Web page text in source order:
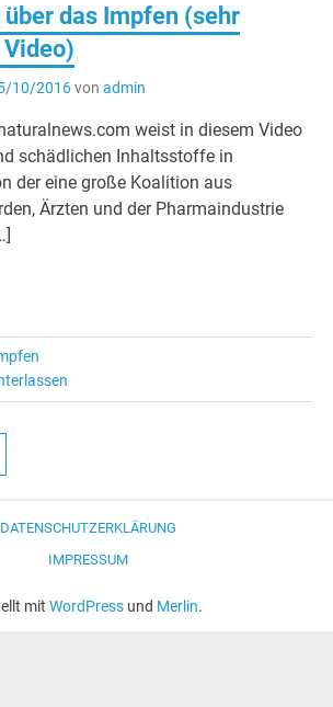
das Impfen (sehr
10/2016von admin
weist in diesem Video
schädlichen Inhaltsstoffe in
der eine große Koalition aus
Ärzten und der Pharmaindustrie
DATENSCHUTZERKLÄRUNG
IMPRESSUM
mit WordPressund Merlin.